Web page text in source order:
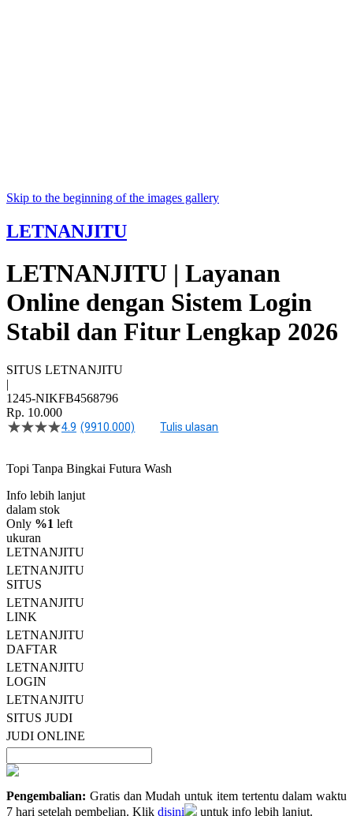
Skip to the beginning of the images gallery
LETNANJITU
LETNANJITU | Layanan
Online dengan Sistem Login
Stabil dan Fitur Lengkap 2026
SITUS LETNANJITU
|
1245-NIKFB4568796
Rp. 10.000
4.5
bintang,
rating
rata-
rata.
Read
13
Reviews.
Tautan
halaman
yang
sama.
4.9 (9910.000) Tulis ulasan
Topi Tanpa Bingkai Futura Wash
Info lebih lanjut
dalam stok
Only %1 left
ukuran
LETNANJITU
LETNANJITU
SITUS
LETNANJITU
LINK
LETNANJITU
DAFTAR
LETNANJITU
LOGIN
LETNANJITU
SITUS JUDI
JUDI ONLINE
Pengembalian: Gratis dan Mudah untuk item tertentu dalam waktu
7 hari setelah pembelian. Klik disini untuk info lebih lanjut.